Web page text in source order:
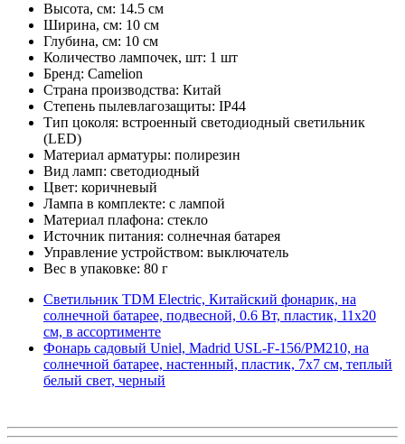
Высота, см: 14.5 см
Ширина, см: 10 см
Глубина, см: 10 см
Количество лампочек, шт: 1 шт
Бренд: Camelion
Страна производства: Китай
Степень пылевлагозащиты: IP44
Тип цоколя: встроенный светодиодный светильник
(LED)
Материал арматуры: полирезин
Вид ламп: светодиодный
Цвет: коричневый
Лампа в комплекте: с лампой
Материал плафона: стекло
Источник питания: солнечная батарея
Управление устройством: выключатель
Вес в упаковке: 80 г
Светильник TDM Electric, Китайский фонарик, на
солнечной батарее, подвесной, 0.6 Вт, пластик, 11х20
см, в ассортименте
Фонарь садовый Uniel, Madrid USL-F-156/PM210, на
солнечной батарее, настенный, пластик, 7х7 см, теплый
белый свет, черный